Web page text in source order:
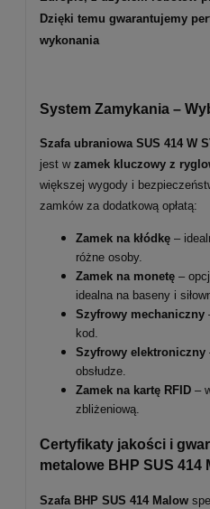
Dzięki temu gwarantujemy
wykonania
System Zamykania –
Szafa ubraniowa SUS 414 W
jest w zamek kluczowy z
większej wygody i
zamków za dodatkową opłatą:
Zamek na kłódkę –
różne osoby.
Zamek na monetę –
idealna na baseny i
Szyfrowy mechaniczny
kod.
Szyfrowy elektroniczny
obsłudze.
Zamek na kartę RFID –
zbliżeniową.
Certyfikaty jakości i
metalowe BHP SUS 414
Szafa BHP SUS 414 Malow